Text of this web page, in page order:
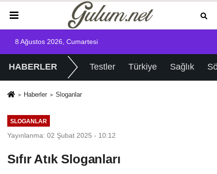
8 Ağustos 2026, Cumartesi
HABERLER Testler Türkiye Sağlık
Haberler Sloganlar
SLOGANLAR
Yayınlanma: 02 Şubat 2025 - 10:12
Sıfır Atık Sloganları